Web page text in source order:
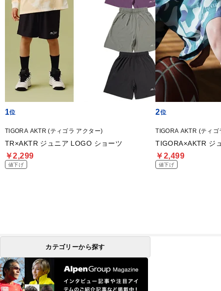
1
TIGORA AKTR (ティゴラ アクター)
TR×AKTR ジュニア LOGO ショーツ
￥2,299
値下げ
2
TIGORA AKTR (ティゴ
￥2,499
値下げ
カテゴリーから探す